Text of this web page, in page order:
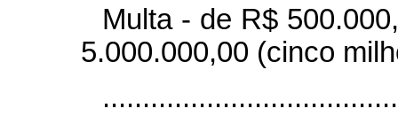
Multa - de R$
5.000.000,00 (cinco